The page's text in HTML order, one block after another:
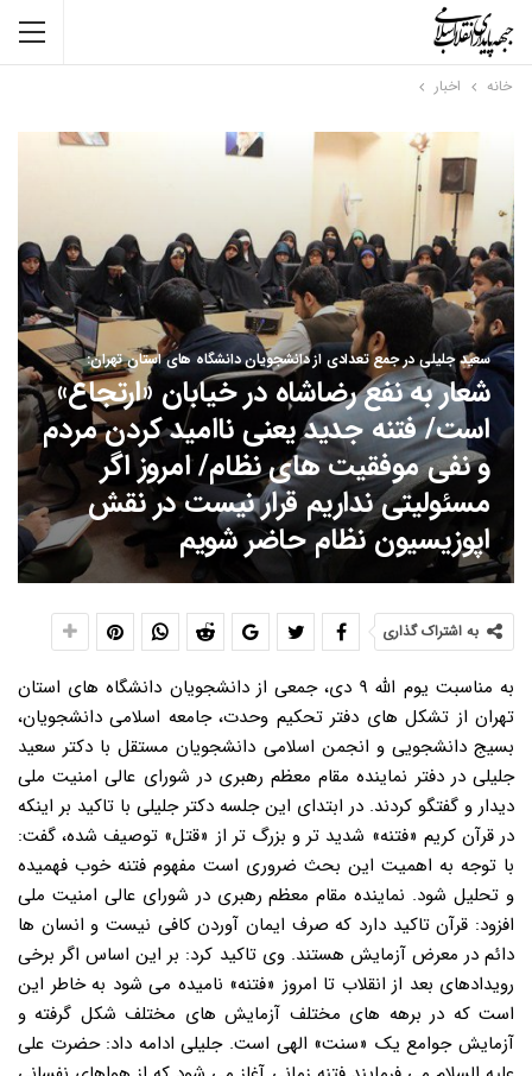
خانه اخبار
سعید جلیلی در جمع تعدادی از دانشجویان دانشگاه های استان تهران:
شعار به نفع رضاشاه در خیابان «ارتجاع»
است/ فتنه جدید یعنی ناامید کردن مردم
و نفی موفقیت های نظام/ امروز اگر
مسئولیتی نداریم قرار نیست در نقش
اپوزیسیون نظام حاضر شویم
به اشتراک گذاری
به مناسبت یوم الله ۹ دی، جمعی از دانشجویان دانشگاه های استان
تهران از تشکل های دفتر تحکیم وحدت، جامعه اسلامی دانشجویان،
بسیج دانشجویی و انجمن اسلامی دانشجویان مستقل با دکتر سعید
جلیلی در دفتر نماینده مقام معظم رهبری در شورای عالی امنیت ملی
دیدار و گفتگو کردند. در ابتدای این جلسه دکتر جلیلی با تاکید بر اینکه
در قرآن کریم «فتنه» شدید تر و بزرگ تر از «قتل» توصیف شده، گفت:
با توجه به اهمیت این بحث ضروری است مفهوم فتنه خوب فهمیده
و تحلیل شود. نماینده مقام معظم رهبری در شورای عالی امنیت ملی
افزود: قرآن تاکید دارد که صرف ایمان آوردن کافی نیست و انسان ها
دائم در معرض آزمایش هستند. وی تاکید کرد: بر این اساس اگر برخی
رویدادهای بعد از انقلاب تا امروز «فتنه» نامیده می شود به خاطر این
است که در برهه های مختلف آزمایش های مختلف شکل گرفته و
آزمایش جوامع یک «سنت» الهی است. جلیلی ادامه داد: حضرت علی